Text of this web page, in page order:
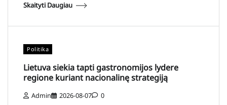
Skaityti Daugiau
Politika
Lietuva siekia tapti gastronomijos lydere
regione kuriant nacionalinę strategiją
Admin 2026-08-07 0